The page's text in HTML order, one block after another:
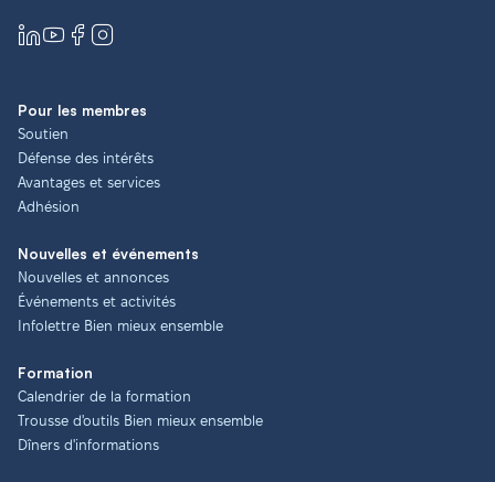
Pour les membres
Soutien
Défense des intérêts
Avantages et services
Adhésion
Nouvelles et événements
Nouvelles et annonces
Événements et activités
Infolettre Bien mieux ensemble
Formation
Calendrier de la formation
Trousse d'outils Bien mieux ensemble
Dîners d'informations